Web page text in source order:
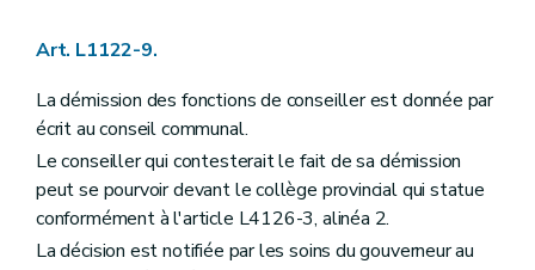
Art. L2212-69
Art. L2212-70
Art. L2212-71
Art. L2212-72
Section 6 Les commissaires d'arrondissement
Art. L2212-73
Incompatibilités et conflits d'intérêts
Art. L2212-74
Art. L1122-9.
La démission des fonctions de conseiller est donnée par
écrit au conseil communal.
Le conseiller qui contesterait le fait de sa démission
peut se pourvoir devant le collège provincial qui statue
conformément à l'article L4126-3, alinéa 2.
La décision est notifiée par les soins du gouverneur au